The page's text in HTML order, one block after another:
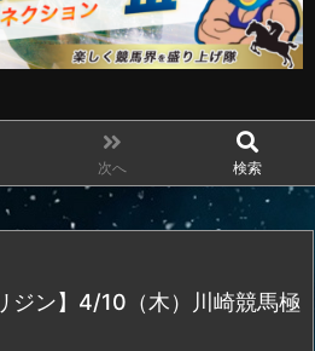
次へ 検索
ジン】4/10（木）川崎競馬極